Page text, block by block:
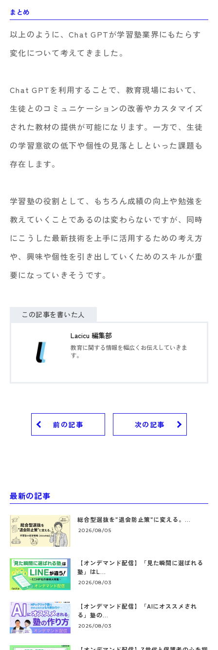
まとめ
以上のように、Chat GPTが学習塾業界にもたらす
変化について考えてきました。
Chat GPTを利用することで、教育現場において、
生徒とのコミュニケーションの改善やカスタマイズ
された教材の提供が可能になります。一方で、生徒
の学習意欲の低下や個性の見落としといった課題も
存在します。
学習塾の役割として、もちろん成績の向上や勉強を
教えていくことであるのは変わらないですが、同時
にこうした最新技術を上手に活用するための考え方
や、興味や個性を引き出していくためのスキルが重
要になっていきそうです。
この記事を書いた人
Lacicu 編集部
教育に関する情報を幅広くお伝えしていきま
す。
前の記事 次の記事
最新の記事
総合型選抜を”退会防止策”に変える。...
2026/08/05
【オンデマンド配信】「見た瞬間に選ばれる
塾」はL...
2026/08/03
【オンデマンド配信】「AIにオススメされ
る」塾の...
2026/08/03